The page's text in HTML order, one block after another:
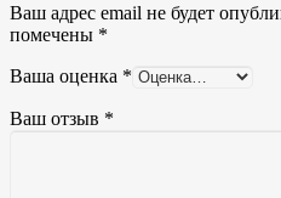
Ваш адрес email не будет
помечены *
Ваша оценка *
Ваш отзыв *